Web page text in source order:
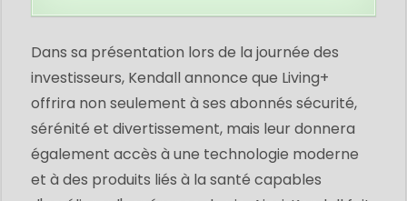
Dans sa présentation lors de la journée des
investisseurs, Kendall annonce que Living+
offrira non seulement à ses abonnés sécurité,
sérénité et divertissement, mais leur donnera
également accès à une technologie moderne
et à des produits liés à la santé capables